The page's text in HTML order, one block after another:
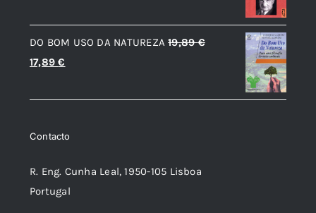
original
era:
atual
é:
DO BOM USO DA NATUREZA 19,89€
O
original
19,89 €.
17,89€
atual
17,89 €.
Contacto
R. Eng. Cunha Leal, 1950-105 Lisboa
Portugal